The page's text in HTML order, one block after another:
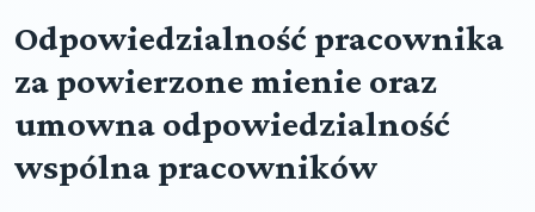
Odpowiedzialność pracownika
za powierzone mienie oraz
umowna odpowiedzialność
wspólna pracowników